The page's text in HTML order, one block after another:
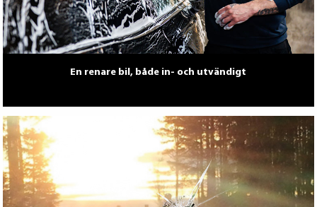
En renare bil, både in- och utvändigt